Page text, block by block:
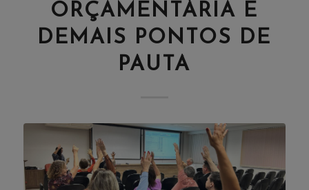
ORÇAMENTÁRIA E
DEMAIS PONTOS DE
PAUTA